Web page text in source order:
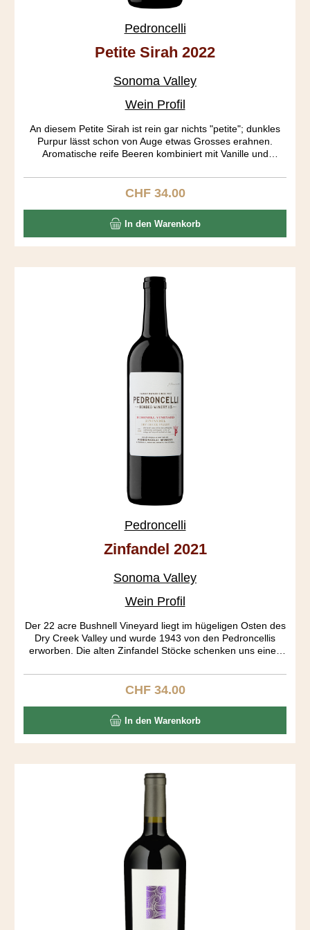
Pedroncelli
Petite Sirah 2022
Sonoma Valley
Wein Profil
An diesem Petite Sirah ist rein gar nichts "petite"; dunkles
Purpur lässt schon von Auge etwas Grosses erahnen.
Aromatische reife Beeren kombiniert mit Vanille und
entwickeln sich Heidelbeer, dunkle Schokolade und Pfeffer.
Full body mit einem gerüttelt Mass an Tanninen und ein
Regulärer Preis:
CHF 34.00
In den Warenkorb
Pedroncelli
Zinfandel 2021
Sonoma Valley
Wein Profil
Der 22 acre Bushnell Vineyard liegt im hügeligen Osten des
Dry Creek Valley und wurde 1943 von den Pedroncellis
erworben. Die alten Zinfandel Stöcke schenken uns einen
Himbeer, Muskat, Zimt, Toast und Vanille. Grosser Körper.
Auffallend wie trocken dieser Zin ist, der ja üblicherweise
müssen alle aus dem einzeln bezeichneten Rebberg
kommen. Solche Weine haben Kultstatus - so wie der
Pedoncelli Bushnell Zinfandel.
Regulärer Preis:
CHF 34.00
In den Warenkorb